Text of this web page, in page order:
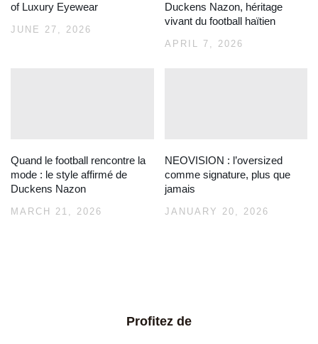
of Luxury Eyewear
JUNE 27, 2026
Duckens Nazon, héritage
vivant du football haïtien
APRIL 7, 2026
Quand le football rencontre la
mode : le style affirmé de
Duckens Nazon
MARCH 21, 2026
NEOVISION : l’oversized
comme signature, plus que
jamais
JANUARY 20, 2026
Profitez de